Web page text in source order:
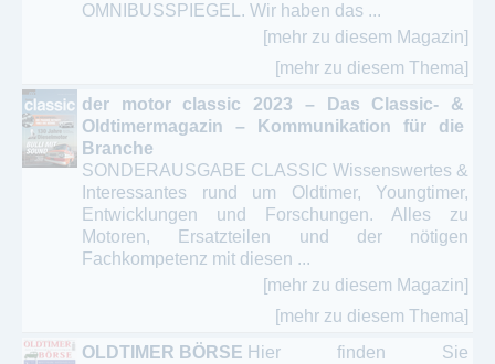
OMNIBUSSPIEGEL. Wir haben das ...
[mehr zu diesem Magazin]
[mehr zu diesem Thema]
der motor classic 2023 – Das Classic- &
Oldtimermagazin – Kommunikation für die
Branche
SONDERAUSGABE CLASSIC Wissenswertes &
Interessantes rund um Oldtimer, Youngtimer,
Entwicklungen und Forschungen. Alles zu
Motoren, Ersatzteilen und der nötigen
Fachkompetenz mit diesen ...
[mehr zu diesem Magazin]
[mehr zu diesem Thema]
OLDTIMER BÖRSE Hier finden Sie